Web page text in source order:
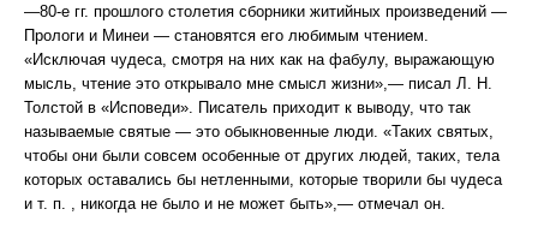
—80-е гг. прошлого столетия сборники житийных произведений —
Прологи и Минеи — становятся его любимым чтением.
«Исключая чудеса, смотря на них как на фабулу, выражающую
мысль, чтение это открывало мне смысл жизни»,— писал Л. Н.
Толстой в «Исповеди». Писатель приходит к выводу, что так
называемые святые — это обыкновенные люди. «Таких святых,
чтобы они были совсем особенные от других людей, таких, тела
которых оставались бы нетленными, которые творили бы чудеса
и т. п. , никогда не было и не может быть»,— отмечал он.